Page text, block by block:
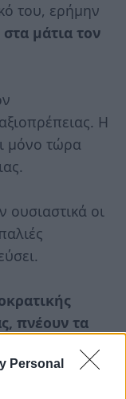
Personal
του, ερήμην
μάτια τον
Η
μόνο τώρα
οι
πνέουν τα